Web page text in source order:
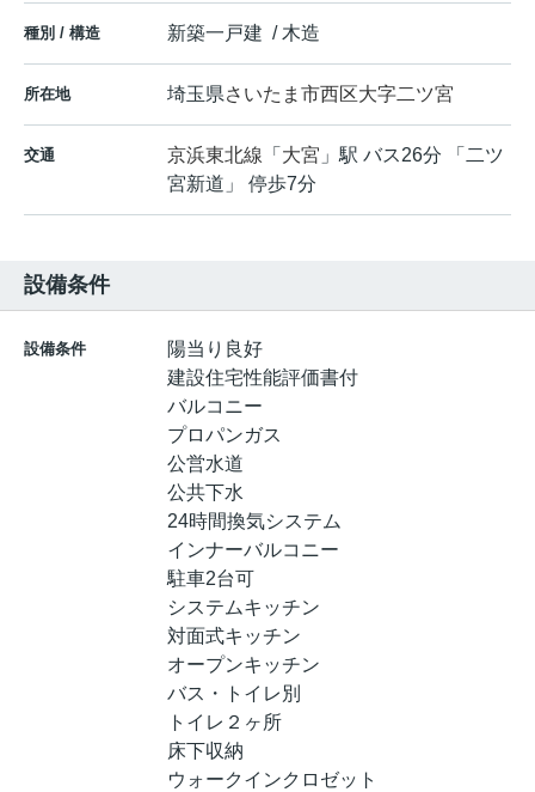
種別 / 構造 新築一戸建 / 木造
所在地 埼玉県さいたま市西区大字二ツ宮
交通 京浜東北線 「 大宮 」駅 バス26分 「二ツ
宮新道」 停歩7分
設備条件
設備条件
陽当り良好
建設住宅性能評価書付
バルコニー
プロパンガス
公営水道
公共下水
24時間換気システム
インナーバルコニー
駐車2台可
システムキッチン
対面式キッチン
オープンキッチン
バス・トイレ別
トイレ２ヶ所
床下収納
ウォークインクロゼット